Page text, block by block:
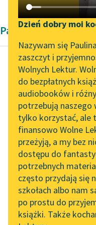
Katalog DAISY
Podkasty o książkach
Aktualności
„Prokurator Alicja Horn”
do słuchania
Byliśmy częścią AI Impact
Lab
Zapraszamy na spotkanie
online z tłumaczkami
literatury skandynawskiej
Spotkanie z Katarzyną
Tunkiel w Oslo
102. lata temu zmarł
Joseph Conrad
Dzień dobry moi
Nazywam się
zaszczyt i
Wolnych Lektur.
do bezpłatnych
audiobooków i
potrzebują naszego
tylko korzystać, ale
finansowo Wolne
przeżyją, a my bez
dostępu do
potrzebnych
często przydają się
szkołach albo nam
po prostu do
książki. Także
Pamiętnik